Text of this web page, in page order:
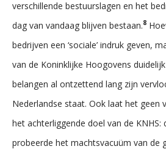
verschillende bestuurslagen en het
dag van vandaag blijven bestaan.8
bedrijven een ‘sociale’ indruk geven,
van de Koninklijke Hoogovens
belangen al ontzettend lang zijn
Nederlandse staat. Ook laat het geen
het achterliggende doel van de KNHS:
probeerde het machtsvacuüm van de